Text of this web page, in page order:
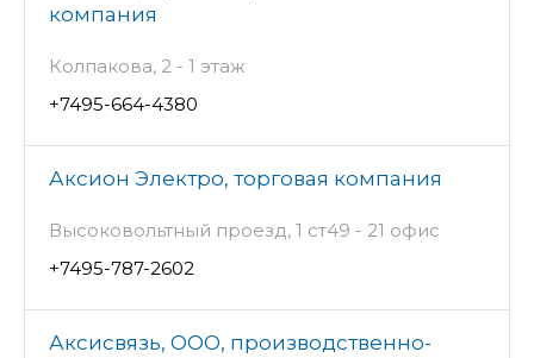
компания
Колпакова, 2 - 1 этаж
+7495-664-4380
Аксион Электро, торговая компания
Высоковольтный проезд, 1 ст49 - 21 офис
+7495-787-2602
Аксисвязь, ООО, производственно-